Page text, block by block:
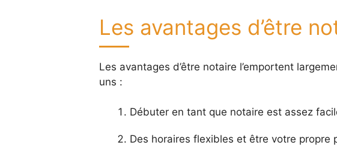
Les avantages d’être
Les avantages d’être notaire l’emportent
uns :
Débuter en tant que notaire est assez
Des horaires flexibles et être votre propre